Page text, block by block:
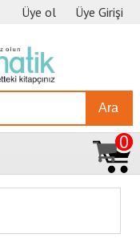
Üye ol Üye Girişi
Ara
0